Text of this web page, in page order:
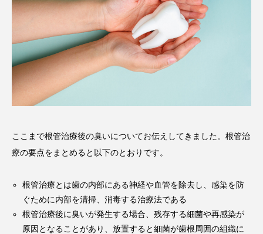
ここまで根管治療後の臭いについてお伝えしてきました。根管治
療の要点をまとめると以下のとおりです。
根管治療とは歯の内部にある神経や血管を除去し、感染を防
ぐために内部を清掃、消毒する治療法である
根管治療後に臭いが発生する場合、残存する細菌や再感染が
原因となることがあり、放置すると細菌が歯根周囲の組織に